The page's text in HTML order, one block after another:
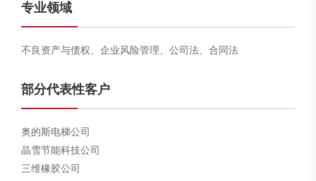
专业领域
不良资产与债权、企业风险管理、公司法、合同法
部分代表性客户
奥的斯电梯公司
晶雪节能科技公司
三维橡胶公司